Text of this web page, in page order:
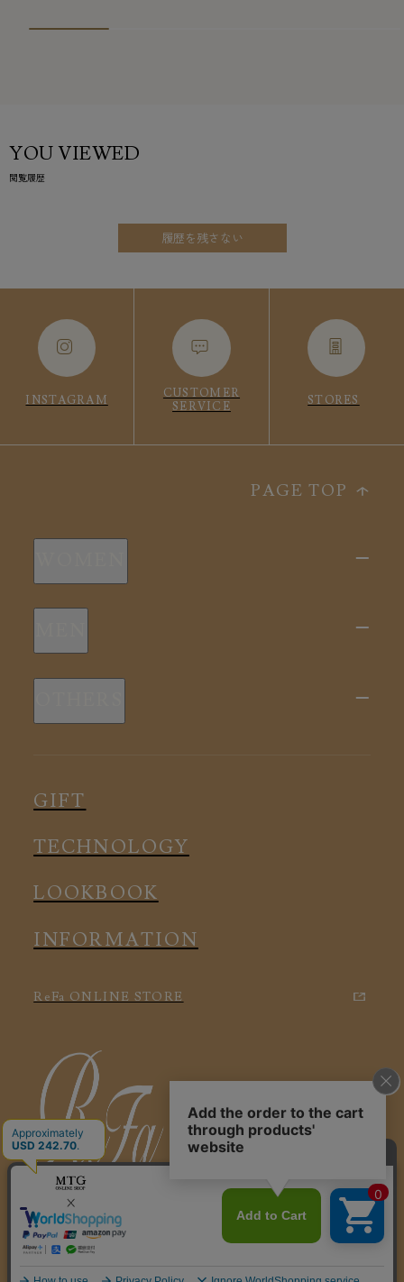
YOU VIEWED
閲覧履歴
履歴を残さない
INSTAGRAM
CUSTOMER
SERVICE
STORES
PAGE TOP
新商品
スリープウェア
ルームウェア
アクセサリー
新商品
ルームウェア
アクセサリー
GIFT
TECHNOLOGY
LOOKBOOK
INFORMATION
ReFa ONLINE STORE
特定商取引に関する法律に基づく表記 利用規約
会社概要
個人情報保護方針